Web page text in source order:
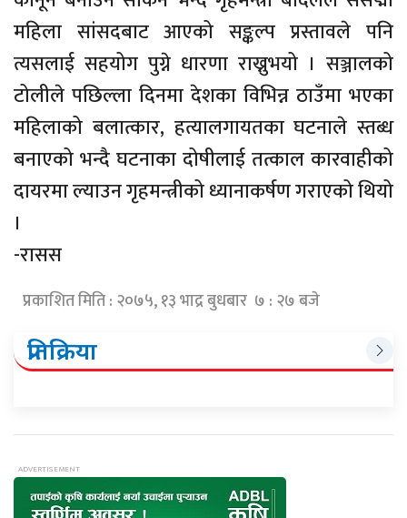
महिला सांसदबाट आएको सङ्कल्प प्रस्तावले पनि
त्यसलाई सहयोग पुग्ने धारणा राख्नुभयो । सञ्जालको
टोलीले पछिल्ला दिनमा देशका विभिन्न ठाउँमा भएका
महिलाको बलात्कार, हत्यालगायतका घटनाले स्तब्ध
बनाएको भन्दै घटनाका दोषीलाई तत्काल कारवाहीको
दायरमा ल्याउन गृहमन्त्रीको ध्यानाकर्षण गराएको थियो
।
-रासस
प्रकाशित मिति : २०७५, १३ भाद्र बुधबार ७ : २७ बजे
प्रतिक्रिया